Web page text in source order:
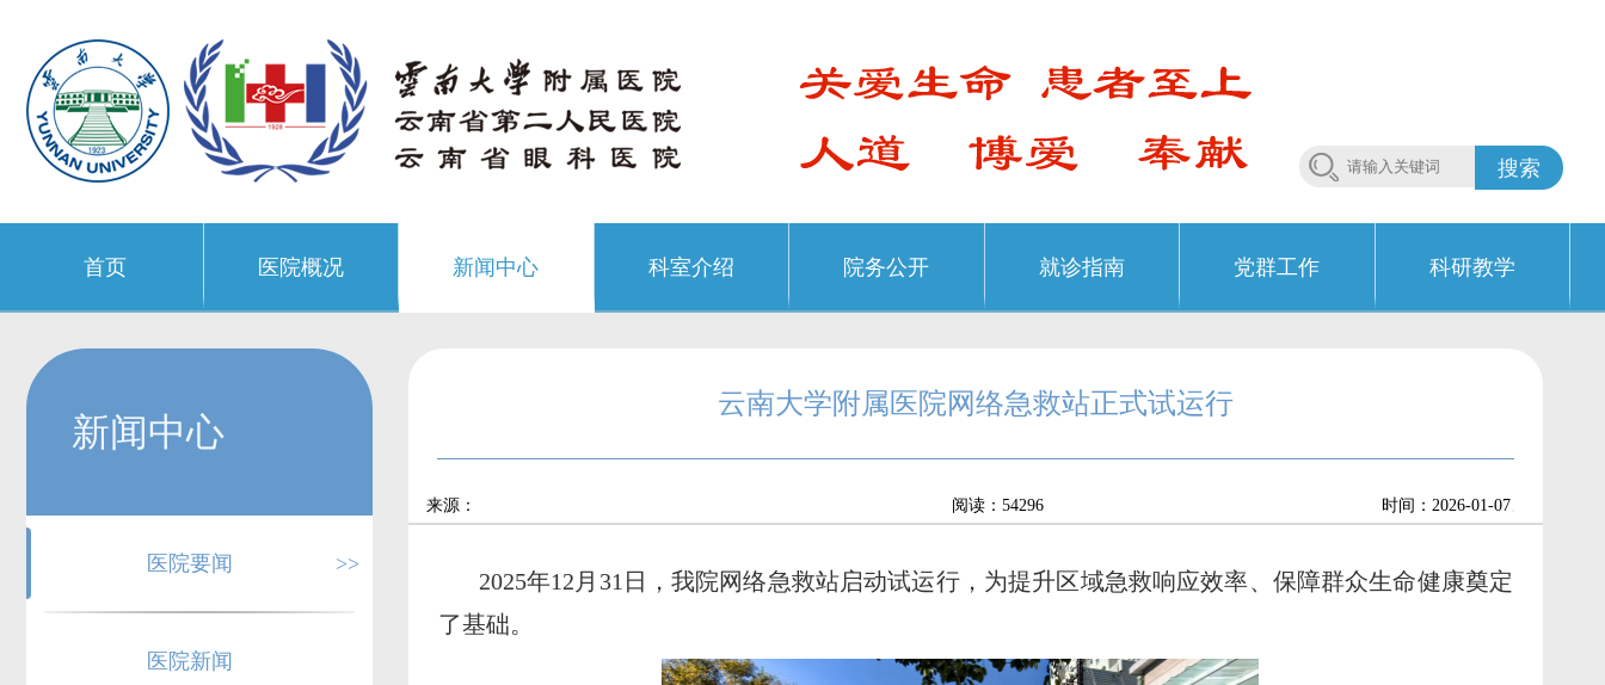
搜索
首页 医院概况 新闻中心 科室介绍 院务公开 就诊指南 党群工作 科研教学
新闻中心
医院要闻 >>
医院新闻
云南大学附属医院网络急救站正式试运行
来源： 阅读：54296 时间：2026-01-07
2025年12月31日，我院网络急救站启动试运行，为提升区域急救响应效率、保障群众生命健康奠定
了基础。